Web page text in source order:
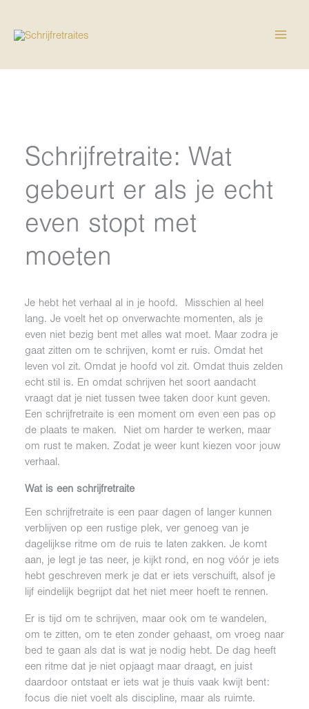
Schrijfretraite: Wat
gebeurt er als je echt
even stopt met
moeten
Je hebt het verhaal al in je hoofd. Misschien al heel
lang. Je voelt het op onverwachte momenten, als je
even niet bezig bent met alles wat moet. Maar zodra je
gaat zitten om te schrijven, komt er ruis. Omdat het
leven vol zit. Omdat je hoofd vol zit. Omdat thuis zelden
echt stil is. En omdat schrijven het soort aandacht
vraagt dat je niet tussen twee taken door kunt geven.
Een schrijfretraite is een moment om even een pas op
de plaats te maken. Niet om harder te werken, maar
om rust te maken. Zodat je weer kunt kiezen voor jouw
verhaal.
Wat is een schrijfretraite
Een schrijfretraite is een paar dagen of langer kunnen
verblijven op een rustige plek, ver genoeg van je
dagelijkse ritme om de ruis te laten zakken. Je komt
aan, je legt je tas neer, je kijkt rond, en nog vóór je iets
hebt geschreven merk je dat er iets verschuift, alsof je
lijf eindelijk begrijpt dat het niet meer hoeft te rennen.
Er is tijd om te schrijven, maar ook om te wandelen,
om te zitten, om te eten zonder gehaast, om vroeg naar
bed te gaan als dat is wat je nodig hebt. De dag heeft
een ritme dat je niet opjaagt maar draagt, en juist
daardoor ontstaat er iets wat je thuis vaak kwijt bent:
focus die niet voelt als discipline, maar als ruimte.